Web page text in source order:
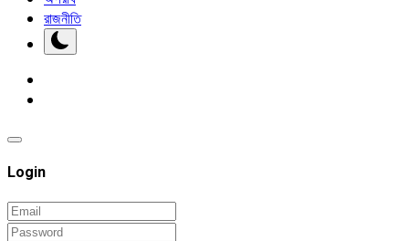
রাজনীতি
Login